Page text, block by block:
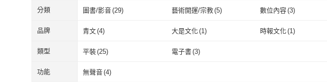
分類 圖書/影音(29) 藝術開運/宗教(5) 數位內容(3)
品牌 青文(4) 大是文化(1) 時報文化(1)
聯經(1) 布克文化(
Elegant-Boutique 新手作
青文( 大是文化
聯經(1
類型 平裝(25) 電子書(3)
平裝(25
功能 無聲音(4)